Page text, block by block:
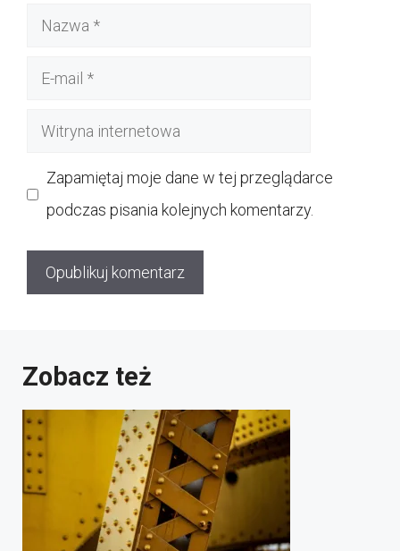
Nazwa
Witryna
Zapamiętaj moje dane w tej przeglądarce
podczas pisania kolejnych komentarzy.
Zobacz też